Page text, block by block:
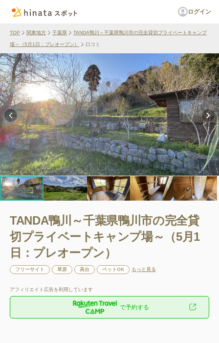
ログイン
TOP 関東地方 千葉県 TANDA鴨川～千葉県鴨川市の完全貸切プライベートキャンプ
場～（5月1日：プレオープン） 口コミ
TANDA鴨川～千葉県鴨川市の完全貸
切プライベートキャンプ場～（5月1
日：プレオープン）
フリーサイト 草原 高台 ペットOK もっと見る
アフィリエイト広告を利用しています
で予約する